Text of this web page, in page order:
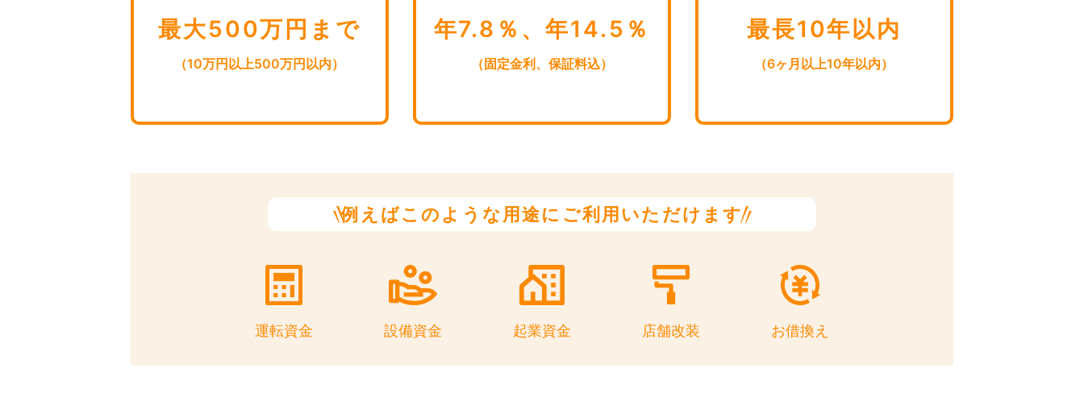
最大500万円まで
（10万円以上500万円以内）
年7.8％、年14.5％
（固定金利、保証料込）
最長10年以内
（6ヶ月以上10年以内）
例えばこのような用途に ご利用いただけます
運転資金 設備資金 起業資金 店舗改装 お借換え